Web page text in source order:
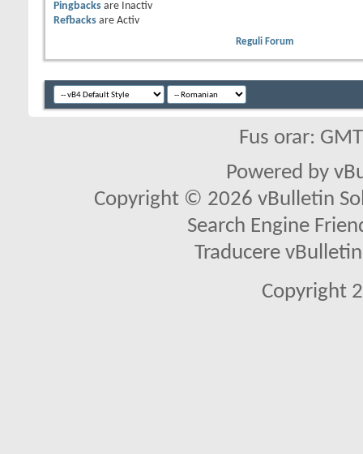
Pingbacks are
Inactiv
Refbacks are Activ
Reguli Forum
Fus orar:
Powered by
Copyright © 2026 vBulletin
Search Engine
Traducere
Copyright